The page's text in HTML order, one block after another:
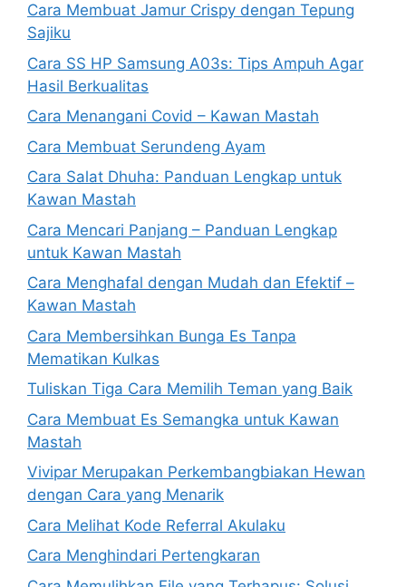
Cara Membuat Jamur Crispy dengan Tepung
Sajiku
Cara SS HP Samsung A03s: Tips Ampuh Agar
Hasil Berkualitas
Cara Menangani Covid – Kawan Mastah
Cara Membuat Serundeng Ayam
Cara Salat Dhuha: Panduan Lengkap untuk
Kawan Mastah
Cara Mencari Panjang – Panduan Lengkap
untuk Kawan Mastah
Cara Menghafal dengan Mudah dan Efektif –
Kawan Mastah
Cara Membersihkan Bunga Es Tanpa
Mematikan Kulkas
Tuliskan Tiga Cara Memilih Teman yang Baik
Cara Membuat Es Semangka untuk Kawan
Mastah
Vivipar Merupakan Perkembangbiakan Hewan
dengan Cara yang Menarik
Cara Melihat Kode Referral Akulaku
Cara Menghindari Pertengkaran